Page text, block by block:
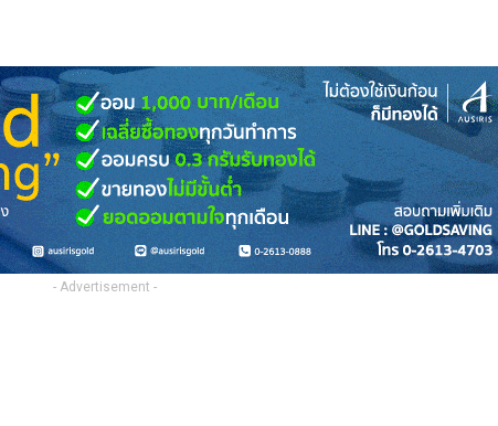
- Advertisement -